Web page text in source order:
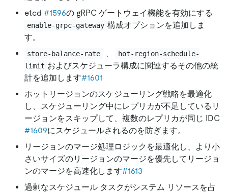
etcd #1596の gRPC ゲートウェイ機能を有効にする
enable-grpc-gateway 構成オプションを追加しま
す。
store-balance-rate 、
hot-region-schedule-
limit およびスケジューラ構成に関連するその他の統
計を追加します#1601
ホットリージョンのスケジューリング戦略を最適化
し、スケジューリング中にレプリカが不足しているリ
ージョンをスキップして、複数のレプリカが同じ IDC
#1609にスケジュールされるのを防ぎます。
リージョンのマージ処理ロジックを最適化し、より小
さいサイズのリージョンのマージを優先してリージョ
ンのマージを高速化します#1613
過剰なスケジュール タスクがシステム リソースを占